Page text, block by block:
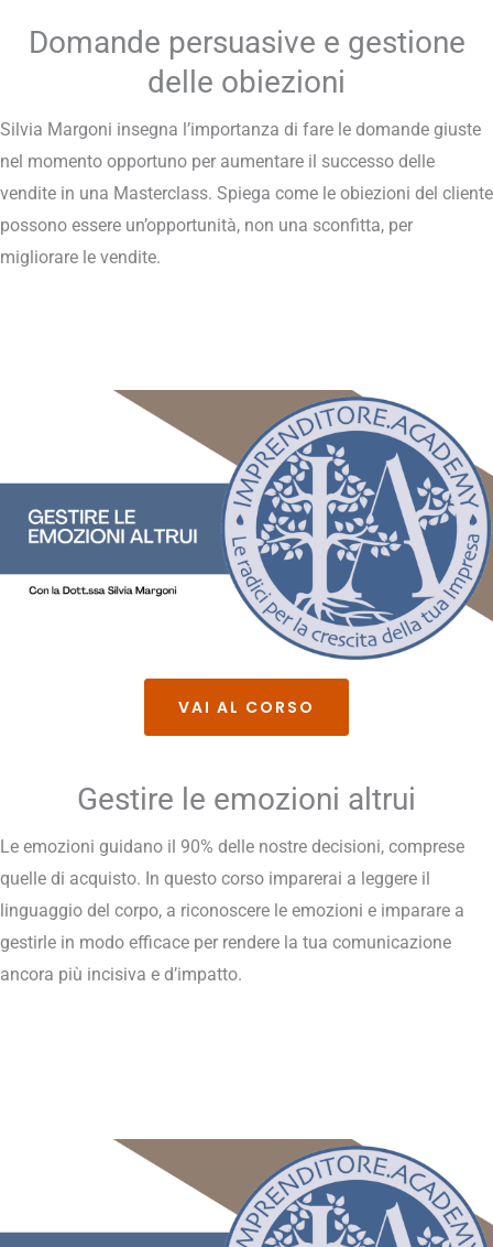
Domande persuasive e gestione
delle obiezioni
Silvia Margoni insegna l’importanza di fare le domande giuste
nel momento opportuno per aumentare il successo delle
vendite in una Masterclass. Spiega come le obiezioni del cliente
possono essere un’opportunità, non una sconfitta, per
migliorare le vendite.
VAI AL CORSO
Gestire le emozioni altrui
Le emozioni guidano il 90% delle nostre decisioni, comprese
quelle di acquisto. In questo corso imparerai a leggere il
linguaggio del corpo, a riconoscere le emozioni e imparare a
gestirle in modo efficace per rendere la tua comunicazione
ancora più incisiva e d’impatto.